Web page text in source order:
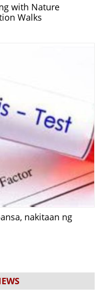
with Nature
Walks
nakitaan ng